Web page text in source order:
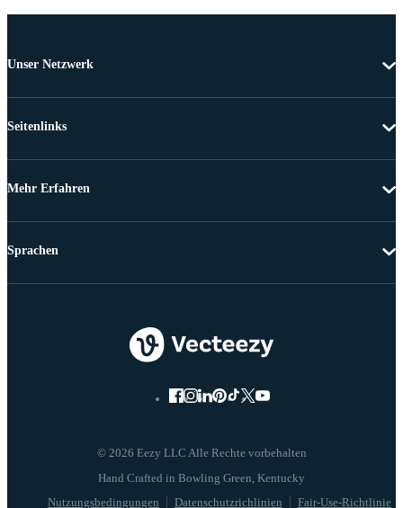
Unser Netzwerk
Seitenlinks
Mehr Erfahren
© 2026 Eezy LLC Alle Rechte vorbehalten
Nutzungsbedingungen Datenschutzrichlinien Fair-Use-Richtlinie
Sprachen